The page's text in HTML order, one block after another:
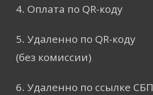
4. Оплата по QR-коду
5. Удаленно по QR-коду
(без комиссии)
6. Удаленно по ссылке СБП